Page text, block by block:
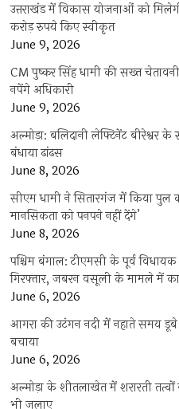
उत्तराखंड में विकास योजनाओं को
करोड़ रुपये किए स्वीकृत
June 9, 2026
CM पुष्कर सिंह धामी की सख्त
नपेंगे अधिकारी
June 9, 2026
अल्मोड़ा: बलिदानी लेफ्टिनेंट बीरेश्वर
बंधाया ढांढस
June 8, 2026
सीएम धामी ने सितारगंज में किया पुल
मानसिकता को पनपने नहीं देंगे’
June 8, 2026
पश्चिम बंगाल: टीएमसी के पूर्व
गिरफ्तार, जबरन वसूली के मामले में
June 6, 2026
आगरा की उटंगन नदी में नहाते समय
बचाया
June 6, 2026
अल्मोड़ा के शीतलाखेत में शरारती